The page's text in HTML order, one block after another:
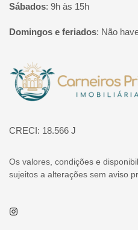
Sábados: 9h às 15h
Domingos e feriados: Não
Página inicial
CRECI: 18.566 J
Os valores, condições e
sujeitos a alterações sem aviso
Instagram